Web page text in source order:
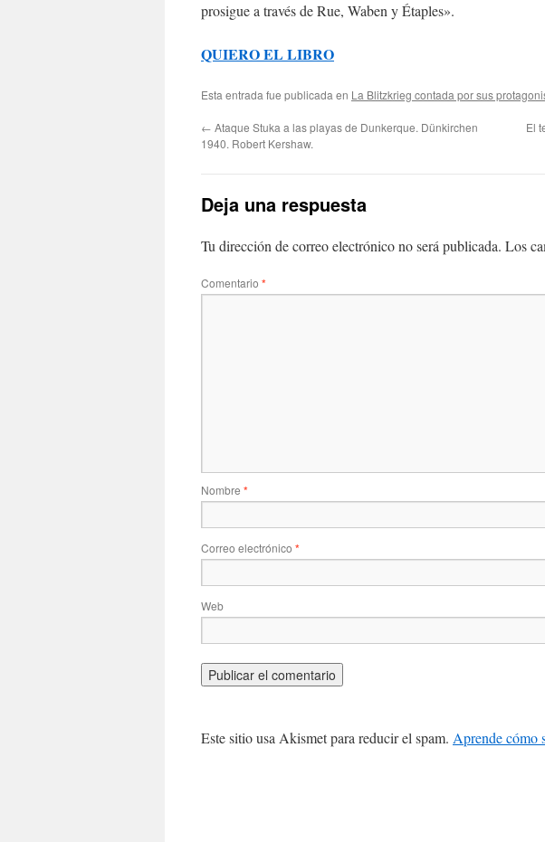
prosigue a través de Rue, Waben y Étaples».
QUIERO EL LIBRO
Esta entrada fue publicada en La Blitzkrieg contada por sus
← Ataque Stuka a las playas de Dunkerque. Dünkirchen
1940. Robert Kershaw.
El
Deja una respuesta
Tu dirección de correo electrónico no será publicada. Los
Comentario *
Nombre *
Correo electrónico *
Web
Este sitio usa Akismet para reducir el spam. Aprende cómo